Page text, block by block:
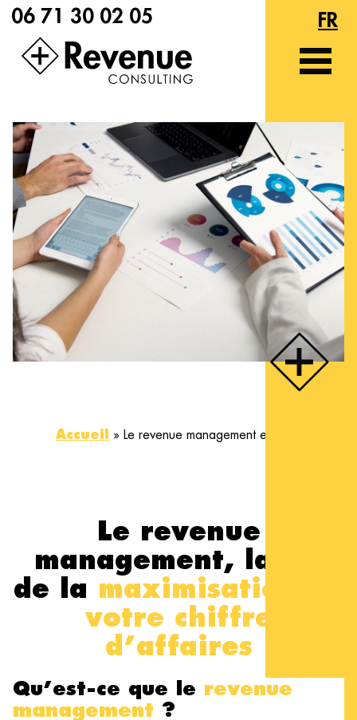
06 71 30 02 05
FR
ES
Accueil » Le revenue management en HPA
Le revenue
management, la clé
de la maximisation de
votre chiffre
d’affaires
Qu’est-ce que le revenue
management ?